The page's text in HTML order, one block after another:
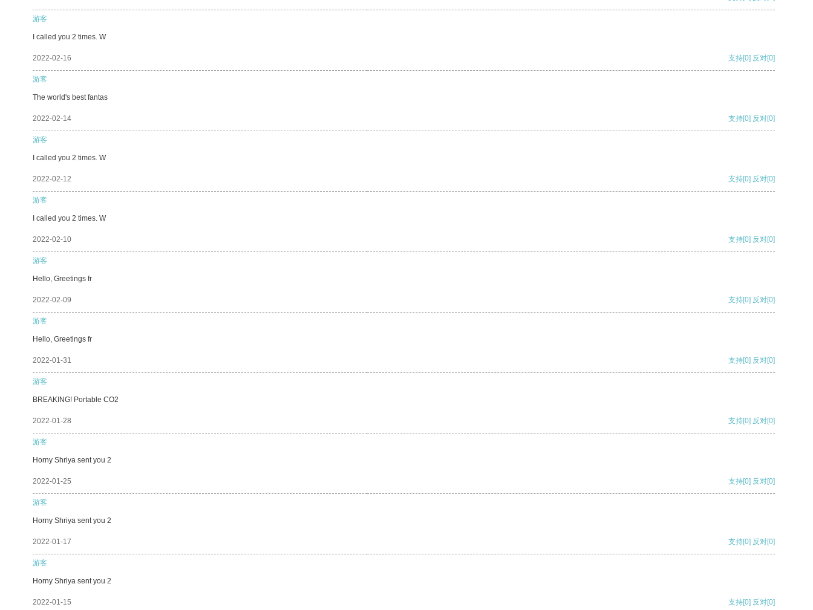
游客
I called you 2 times. W
2022-02-16 支持[0] 反对[0]
游客
The world's best fantas
2022-02-14 支持[0] 反对[0]
游客
I called you 2 times. W
2022-02-12 支持[0] 反对[0]
游客
I called you 2 times. W
2022-02-10 支持[0] 反对[0]
游客
Hello, Greetings fr
2022-02-09 支持[0] 反对[0]
游客
Hello, Greetings fr
2022-01-31 支持[0] 反对[0]
游客
BREAKING! Portable CO2
2022-01-28 支持[0] 反对[0]
游客
Horny Shriya sent you 2
2022-01-25 支持[0] 反对[0]
游客
Horny Shriya sent you 2
2022-01-17 支持[0] 反对[0]
游客
Horny Shriya sent you 2
2022-01-15 支持[0] 反对[0]